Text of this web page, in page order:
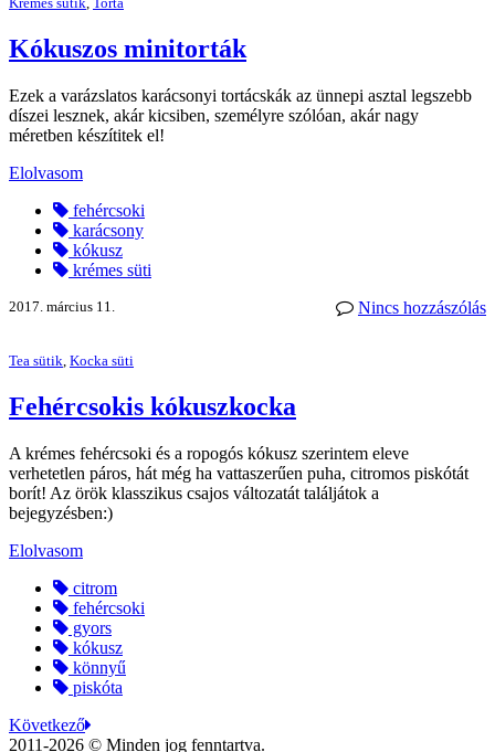
Kókuszos minitorták
Ezek a varázslatos karácsonyi tortácskák az ünnepi asztal legszebb
díszei lesznek, akár kicsiben, személyre szólóan, akár nagy
méretben készítitek el!
Elolvasom
fehércsoki
karácsony
kókusz
krémes süti
Nincs hozzászólás
2017. március 11.
Tea sütik, Kocka süti
Fehércsokis kókuszkocka
A krémes fehércsoki és a ropogós kókusz szerintem eleve
verhetetlen páros, hát még ha vattaszerűen puha, citromos piskótát
borít! Az örök klasszikus csajos változatát találjátok a
bejegyzésben:)
Elolvasom
citrom
fehércsoki
gyors
kókusz
könnyű
piskóta
Következő
2011-2026 © Minden jog fenntartva.